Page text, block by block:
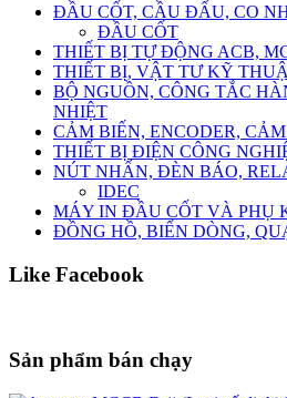
ĐẦU CỐT, CẦU ĐẤU, CO
ĐẦU CỐT
THIẾT BỊ TỰ ĐỘNG ACB,
THIẾT BỊ, VẬT TƯ KỸ
BỘ NGUỒN, CÔNG TẮC
NHIỆT
CẢM BIẾN, ENCODER,
THIẾT BỊ ĐIỆN CÔNG
NÚT NHẤN, ĐÈN BÁO,
IDEC
MÁY IN ĐẦU CỐT VÀ PHỤ
ĐỒNG HỒ, BIẾN DÒNG,
Like Facebook
Sản phẩm bán chạy